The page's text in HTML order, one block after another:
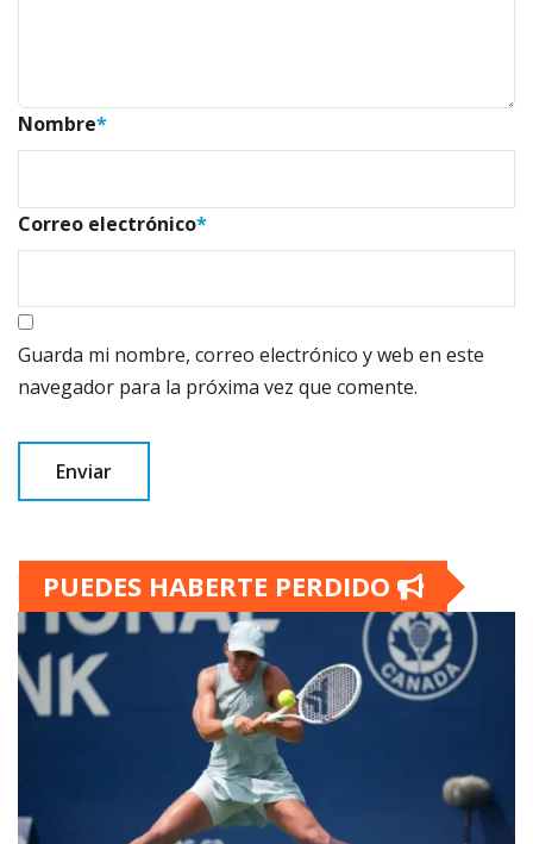
Nombre*
Correo electrónico*
Guarda mi nombre, correo electrónico y web en este
navegador para la próxima vez que comente.
PUEDES HABERTE PERDIDO